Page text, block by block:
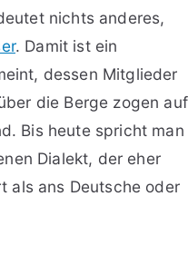
nichts anderes,
. Damit ist ein
dessen Mitglieder
die Berge zogen auf
Bis heute spricht man
Dialekt, der eher
als ans Deutsche oder